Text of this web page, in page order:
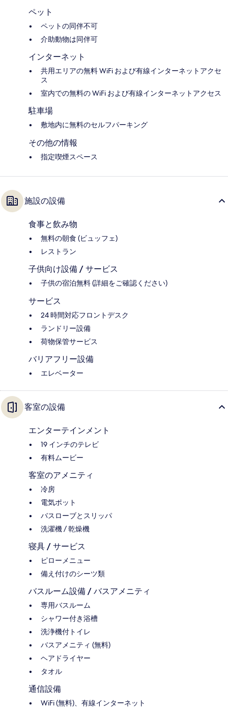
ペット
ペットの同伴不可
介助動物は同伴可
インターネット
共用エリアの無料 WiFi および有線インターネットアクセ
ス
室内での無料の WiFi および有線インターネットアクセス
駐車場
敷地内に無料のセルフパーキング
その他の情報
指定喫煙スペース
施設の設備
食事と飲み物
無料の朝食 (ビュッフェ)
レストラン
子供向け設備 / サービス
子供の宿泊無料 (詳細をご確認ください)
サービス
24 時間対応フロントデスク
ランドリー設備
荷物保管サービス
バリアフリー設備
エレベーター
客室の設備
エンターテインメント
19 インチのテレビ
有料ムービー
客室のアメニティ
冷房
電気ポット
バスローブとスリッパ
洗濯機 / 乾燥機
寝具 / サービス
ピローメニュー
備え付けのシーツ類
バスルーム設備 / バスアメニティ
専用バスルーム
シャワー付き浴槽
洗浄機付トイレ
バスアメニティ (無料)
ヘアドライヤー
タオル
通信設備
WiFi (無料)、有線インターネット